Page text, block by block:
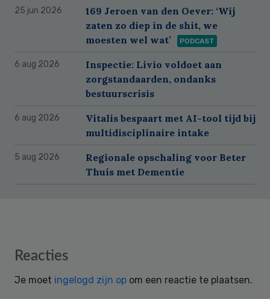
25 jun 2026
169 Jeroen van den Oever: ‘Wij
zaten zo diep in de shit, we
moesten wel wat’
PODCAST
6 aug 2026
Inspectie: Livio voldoet aan
zorgstandaarden, ondanks
bestuurscrisis
6 aug 2026
Vitalis bespaart met AI-tool tijd bij
multidisciplinaire intake
5 aug 2026
Regionale opschaling voor Beter
Thuis met Dementie
Reader
Reacties
Je moet ingelogd zijn op om een reactie te plaatsen.